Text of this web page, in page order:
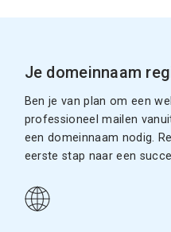
Je domeinnaam
Ben je van plan om een
professioneel mailen
een domeinnaam nodig.
eerste stap naar een